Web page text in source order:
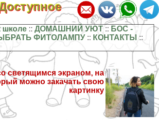
Доступное
:: ДОМАШНИЙ УЮТ:: БОС -
ФИТОЛАМПУ :: КОНТАКТЫ ::
светящимся экраном, на
можно закачать свою
картинку